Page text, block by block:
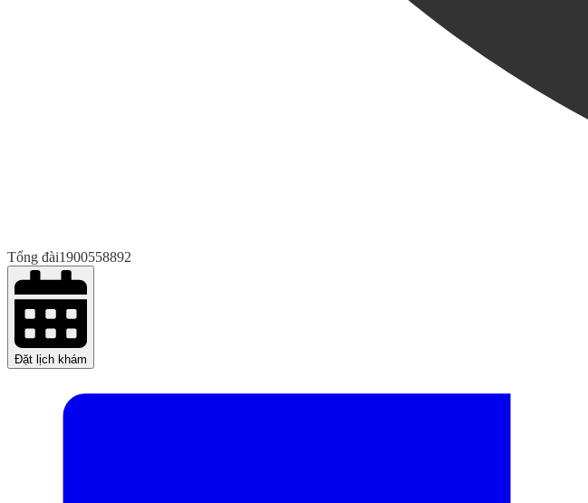
Tổng đài1900558892
Đặt lịch khám